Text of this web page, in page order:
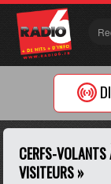
CERFS-
VISITEURS »